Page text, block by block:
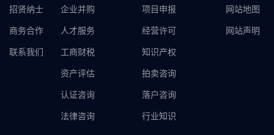
招贤纳士
商务合作
联系我们
企业并购 项目申报
人才服务 经营许可
工商财税 知识产权
资产评估 拍卖咨询
认证咨询 落户咨询
法律咨询 行业知识
网站地图
网站声明